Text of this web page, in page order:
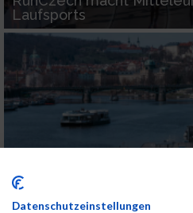
Laufsports
Prag Halbmarathon
Hobbyläufer
Datenschutzeinstellungen